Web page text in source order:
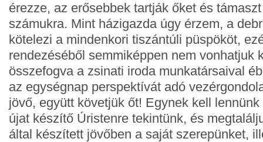
érezze, az erősebbek tartják őket és
számukra. Mint házigazda úgy érzem, a
kötelezi a mindenkori tiszántúli püspököt,
rendezéséből semmiképpen nem vonhatjuk
összefogva a zsinati iroda munkatársaival
az egységnap perspektívát adó
jövő, együtt követjük őt! Egynek kell
újat készítő Úristenre tekintünk, és
által készített jövőben a saját szerepünket,